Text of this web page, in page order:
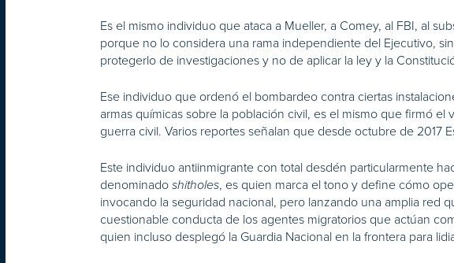
Es el mismo individuo que ataca a Mueller, a Comey, al FBI, al
porque no lo considera una rama independiente del Ejecutivo,
protegerlo de investigaciones y no de aplicar la ley y la
Ese individuo que ordenó el bombardeo contra ciertas
armas químicas sobre la población civil, es el mismo que firmó
guerra civil. Varios reportes señalan que desde octubre de 2017
Este individuo antiinmigrante con total desdén particularmente
denominado shitholes, es quien marca el tono y define cómo
invocando la seguridad nacional, pero lanzando una amplia red
cuestionable conducta de los agentes migratorios que actúan
quien incluso desplegó la Guardia Nacional en la frontera para